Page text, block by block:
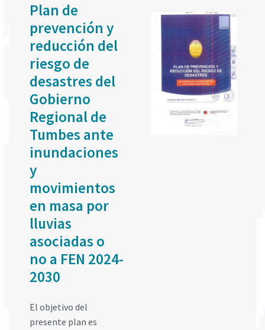
Plan de
prevención y
reducción del
riesgo de
desastres del
Gobierno
Regional de
Tumbes ante
inundaciones
y
movimientos
en masa por
lluvias
asociadas o
no a FEN 2024-
2030
El objetivo del
presente plan es